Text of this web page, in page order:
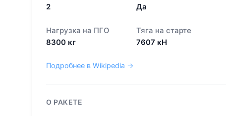
2
Да
Нагрузка на ПГО
8300 кг
Тяга на старте
7607 кН
Подробнее в Wikipedia →
О РАКЕТЕ